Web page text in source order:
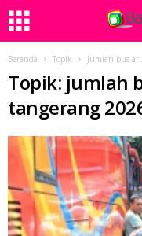
Beranda Topik Jumlah bus
Topik: jumlah
tangerang